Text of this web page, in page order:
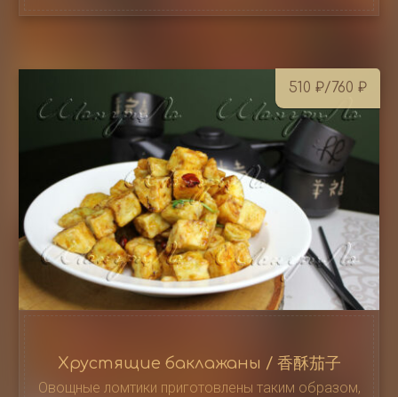
510 ₽/760 ₽
Хрустящие баклажаны / 香酥茄子
Овощные ломтики приготовлены таким образом,